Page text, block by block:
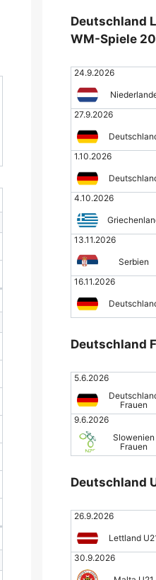
Deutschland
WM-Spiele
24.9.2026
27.9.2026
1.10.2026
4.10.2026
13.11.2026
Serbien
16.11.2026
Deutschland
5.6.2026
Frauen
9.6.2026
Slowenien
Frauen
Deutschland
26.9.2026
Lettland
30.9.2026